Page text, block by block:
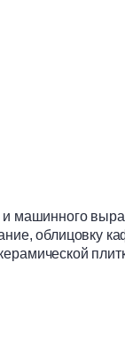
и машинного
облицовку
нанесения;